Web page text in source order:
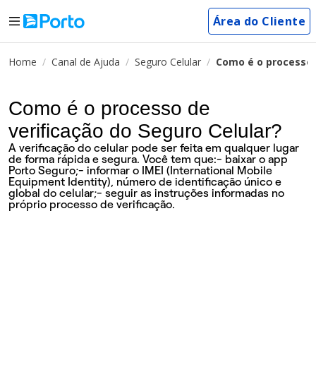
Área do Cliente
Home Canal de Ajuda Seguro Celular Como é o
Como é o processo de
verificação do Seguro Celular?
A verificação do celular pode ser feita em qualquer lugar
de forma rápida e segura. Você tem que:- baixar o app
Porto Seguro;- informar o IMEI (International Mobile
Equipment Identity), número de identificação único e
global do celular;- seguir as instruções informadas no
próprio processo de verificação.